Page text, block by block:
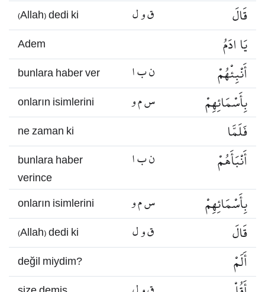
(Allah) dedi ki ق و ل قَالَ
Adem يَا ادَمُ
bunlara haber ver ن ب ا أَنْبِئْهُمْ
onların isimlerini س م و بِأَسْمَائِهِمْ
ne zaman ki فَلَمَّا
bunlara haber
verince
ن ب ا أَنْبَأَهُمْ
onların isimlerini س م و بِأَسْمَائِهِمْ
(Allah) dedi ki ق و ل قَالَ
değil miydim? أَلَمْ